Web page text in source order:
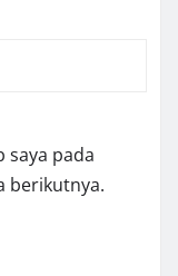
saya pada
berikutnya.